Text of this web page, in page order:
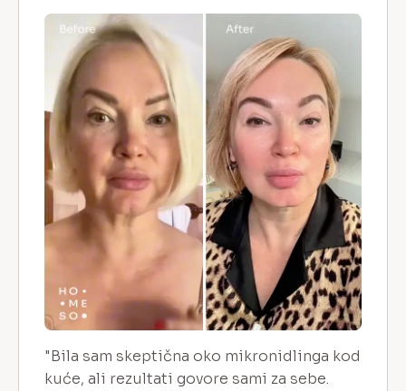
"Bila sam skeptična oko mikronidlinga kod
kuće, ali rezultati govore sami za sebe.